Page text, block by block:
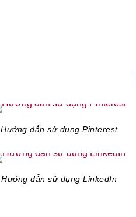
Hướng dẫn sử dụng Pinterest
Hướng dẫn sử dụng LinkedIn